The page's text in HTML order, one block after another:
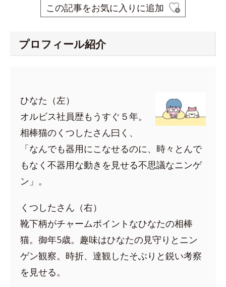
この記事をお気に入りに追加
プロフィール紹介
ひなた（左）
オルビス社員歴もうすぐ５年。
相棒猫のくつしたさん曰く、
「なんでも器用にこなせるのに、時々とんで
もなく不器用な動きを見せる不思議なニンゲ
ン」。
くつしたさん（右）
靴下柄がチャームポイントなひなたの相棒
猫。御年5歳。趣味はひなたの見守りとニン
ゲン観察。時折、達観したそぶりと鋭い考察
を見せる。